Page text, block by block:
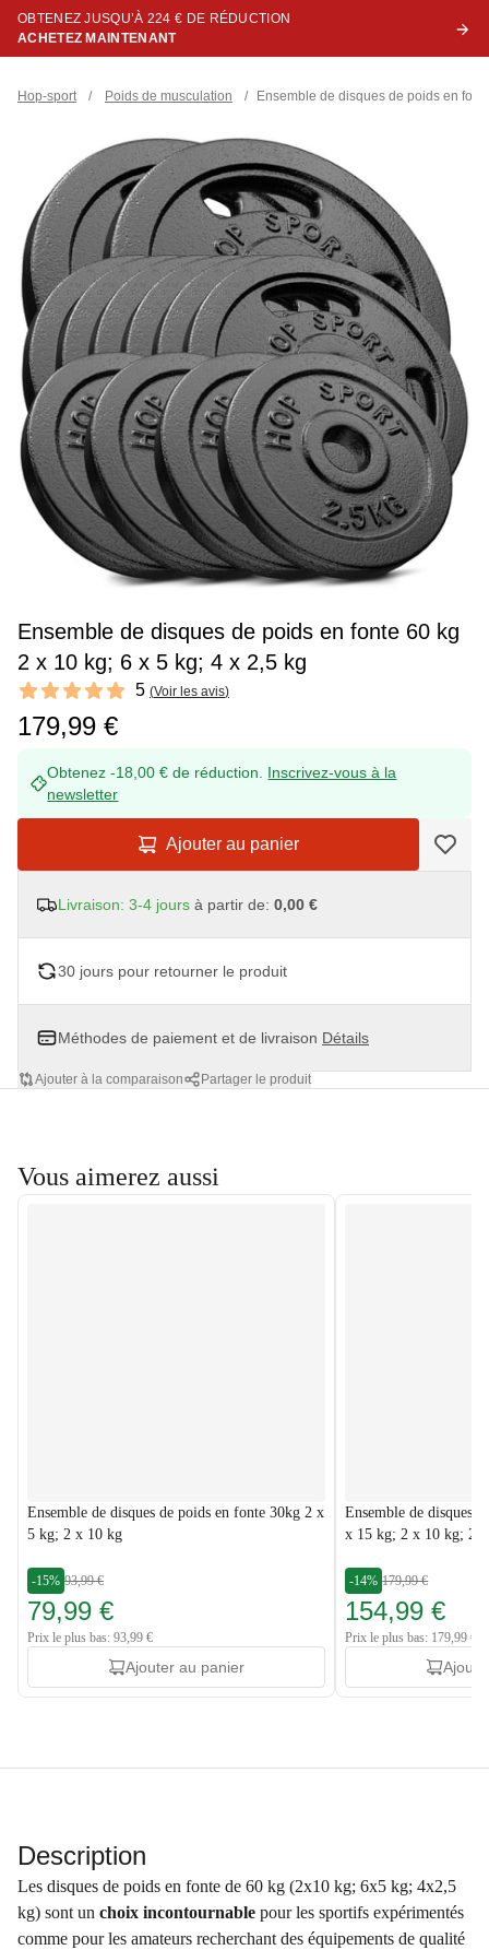
OBTENEZ JUSQU’À 224 € DE RÉDUCTION
ACHETEZ MAINTENANT
Hop-sport / Poids de musculation / Ensemble de disques de poids en
Ensemble de disques de poids en fonte 60 kg
2 x 10 kg; 6 x 5 kg; 4 x 2,5 kg
Reviews
5 out of 5 stars 5 (Voir les avis)
179,99 €
Obtenez -18,00 € de réduction. Inscrivez-vous à la
newsletter
Ajouter au panier
Livraison: 3-4 jours à partir de: 0,00 €
30 jours pour retourner le produit
Méthodes de paiement et de livraison Détails
Ajouter à la comparaison Partager le produit
Vous aimerez aussi
Ensemble de disques de poids en fonte 30kg 2 x
5 kg; 2 x 10 kg
-15% 93,99 €
79,99 €
Prix le plus bas: 93,99 €
Ajouter au panier
Ensemble de disques
x 15 kg; 2 x 10 kg; 2
-14% 179,99 €
154,99 €
Prix le plus bas: 179,99 €
Description
Les disques de poids en fonte de 60 kg (2x10 kg; 6x5 kg; 4x2,5
kg) sont un choix incontournable pour les sportifs expérimentés
comme pour les amateurs recherchant des équipements de qualité